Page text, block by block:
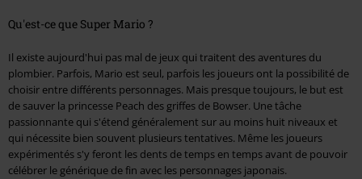
Qu'est-ce que Super Mario ?
Il existe aujourd'hui pas mal de jeux qui traitent des aventures du
plombier. Parfois, Mario est seul, parfois les joueurs ont la possibilité de
choisir entre différents personnages. Mais presque toujours, le but est
de sauver la princesse Peach des griffes de Bowser. Une tâche
passionnante qui s'étend généralement sur au moins huit niveaux et
qui nécessite bien souvent plusieurs tentatives. Même les joueurs
expérimentés s'y feront les dents de temps en temps avant de pouvoir
célébrer le générique de fin avec les personnages japonais.